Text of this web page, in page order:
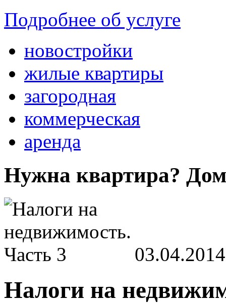
Подробнее об услуге
новостройки
жилые квартиры
загородная
коммерческая
аренда
Нужна квартира?
03.04.2014
Налоги на